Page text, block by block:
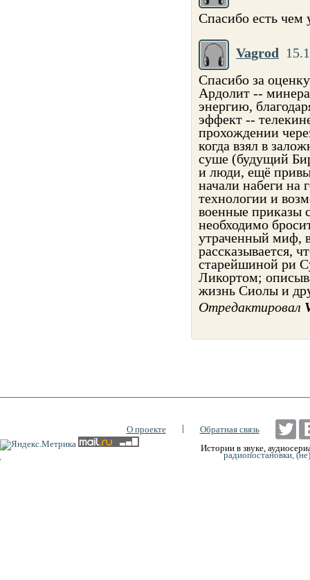
Спасибо есть чем
Vagrod
Спасибо за
Ардолит --
энергию,
эффект --
прохождении
когда взял в
суше (будущий
и люди, ещё
начали набеги на
технологии и
военные приказы
необходимо
утраченный миф,
рассказывается,
старейшиной ри
Ликортом;
жизнь Сиолы и
Отредактировал
О проекте |
Обратная связь
Истории в звуке,
радиопостановки,